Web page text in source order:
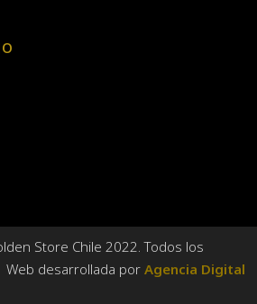
Store Chile 2022. Todos los
desarrollada por Agencia Digital